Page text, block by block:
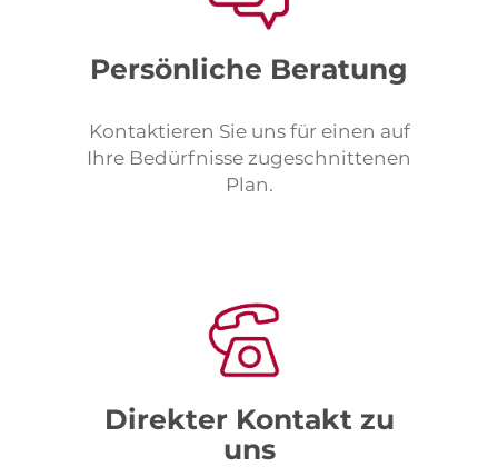
Persönliche Beratung
Kontaktieren Sie uns für einen auf
Ihre Bedürfnisse zugeschnittenen
Plan.
Direkter Kontakt zu
uns